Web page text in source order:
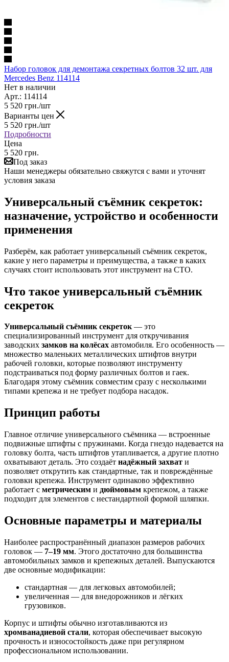
Набор головок для демонтажа секретных болтов 32 шт. для
Mercedes Benz 114114
Нет в наличии
Арт.: 114114
5 520 грн./шт
Варианты цен
5 520 грн./шт
Подробности
Цена
5 520 грн.
Под заказ
Наши менеджеры обязательно свяжутся с вами и уточнят
условия заказа
Универсальный съёмник секреток:
назначение, устройство и особенности
применения
Разберём, как работает универсальный съёмник секреток,
какие у него параметры и преимущества, а также в каких
случаях стоит использовать этот инструмент на СТО.
Что такое универсальный съёмник
секреток
Универсальный съёмник секреток— это
специализированный инструмент для откручивания
заводских замков на колёсах автомобиля. Его особенность —
множество маленьких металлических штифтов внутри
рабочей головки, которые позволяют инструменту
подстраиваться под форму различных болтов и гаек.
Благодаря этому съёмник совместим сразу с несколькими
типами крепежа и не требует подбора насадок.
Принцип работы
Главное отличие универсального съёмника — встроенные
подвижные штифты с пружинами. Когда гнездо надевается на
головку болта, часть штифтов утапливается, а другие плотно
охватывают деталь. Это создаёт надёжный захват и
позволяет открутить как стандартные, так и повреждённые
головки крепежа. Инструмент одинаково эффективно
работает с метрическим и дюймовым крепежом, а также
подходит для элементов с нестандартной формой шляпки.
Основные параметры и материалы
Наиболее распространённый диапазон размеров рабочих
головок — 7–19 мм. Этого достаточно для большинства
автомобильных замков и крепежных деталей. Выпускаются
две основные модификации:
стандартная — для легковых автомобилей;
увеличенная — для внедорожников и лёгких
грузовиков.
Корпус и штифты обычно изготавливаются из
хромванадиевой стали, которая обеспечивает высокую
прочность и износостойкость даже при регулярном
профессиональном использовании.